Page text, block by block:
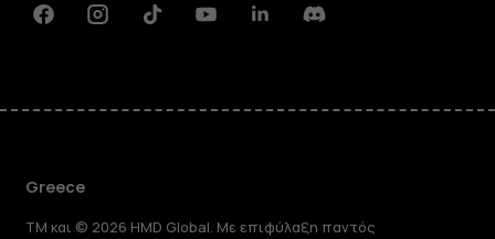
FacebookInstagramTiktokYoutubeLinkedinDiscord
Greece
TM και © 2026 HMD Global. Με επιφύλαξη παντός